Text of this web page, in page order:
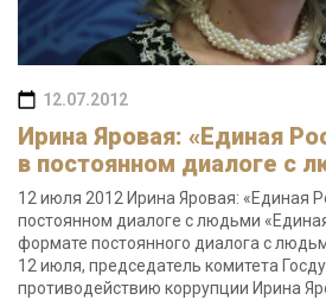
12.07.2012
Ирина Яровая: «Единая
в постоянном диалоге с
12 июля 2012 Ирина Яровая: «Единая
постоянном диалоге с людьми
формате постоянного диалога с
12 июля, председатель комитета
противодействию коррупции Ирина